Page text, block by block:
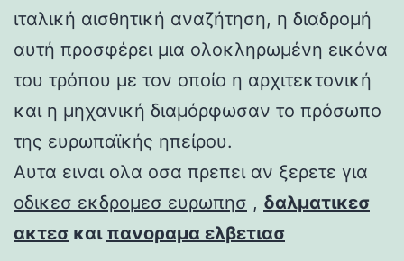
ιταλική αισθητική αναζήτηση, η διαδρομή
αυτή προσφέρει μια ολοκληρωμένη εικόνα
του τρόπου με τον οποίο η αρχιτεκτονική
και η μηχανική διαμόρφωσαν το πρόσωπο
της ευρωπαϊκής ηπείρου.
Αυτα ειναι ολα οσα πρεπει αν ξερετε για
οδικεσ εκδρομεσ ευρωπησ , δαλματικεσ
ακτεσ και πανοραμα ελβετιασ